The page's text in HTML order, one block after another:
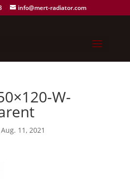
info@mert-radiator.com
W-
Aug. 11, 2021